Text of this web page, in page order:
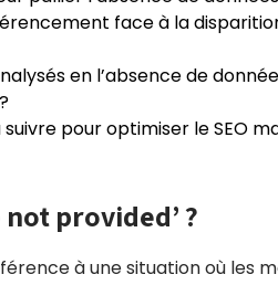
face à la
en l’absence de
pour optimiser le SEO
not provided’ ?
à une situation où les